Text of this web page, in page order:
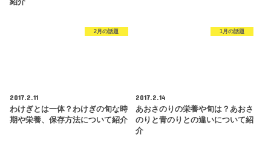
紹介
2月の話題
2017.2.11
わけぎとは一体？わけぎの旬な時
期や栄養、保存方法について紹介
1月の話題
2017.2.14
あおさのりの栄養や旬は？あおさ
のりと青のりとの違いについて紹
介